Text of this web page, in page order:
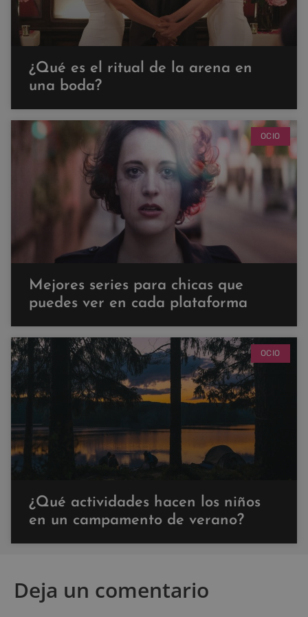
¿Qué es el ritual de la arena en
una boda?
OCIO
Mejores series para chicas que
puedes ver en cada plataforma
OCIO
¿Qué actividades hacen los niños
en un campamento de verano?
Deja un comentario